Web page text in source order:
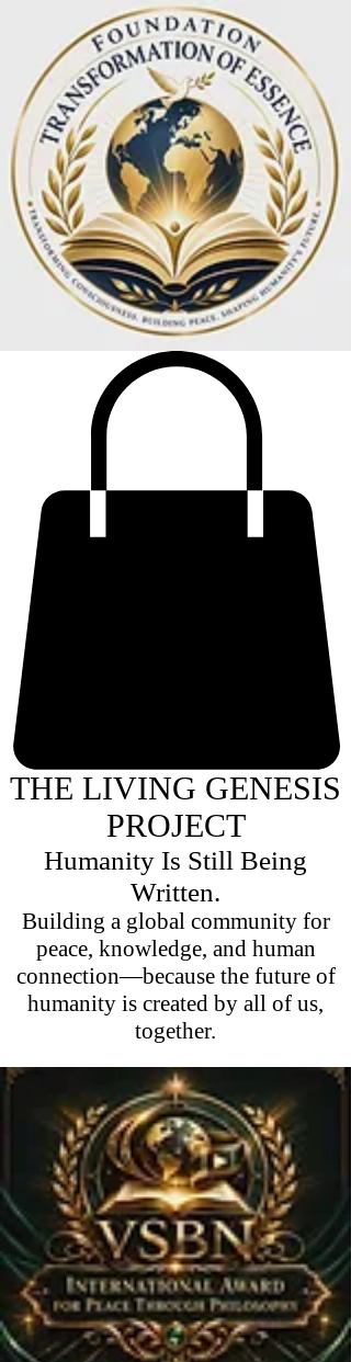
THE LIVING GENESIS
PROJECT
Humanity Is Still Being
Written.
Building a global community for
peace, knowledge, and human
connection—because the future of
humanity is created by all of us,
together.